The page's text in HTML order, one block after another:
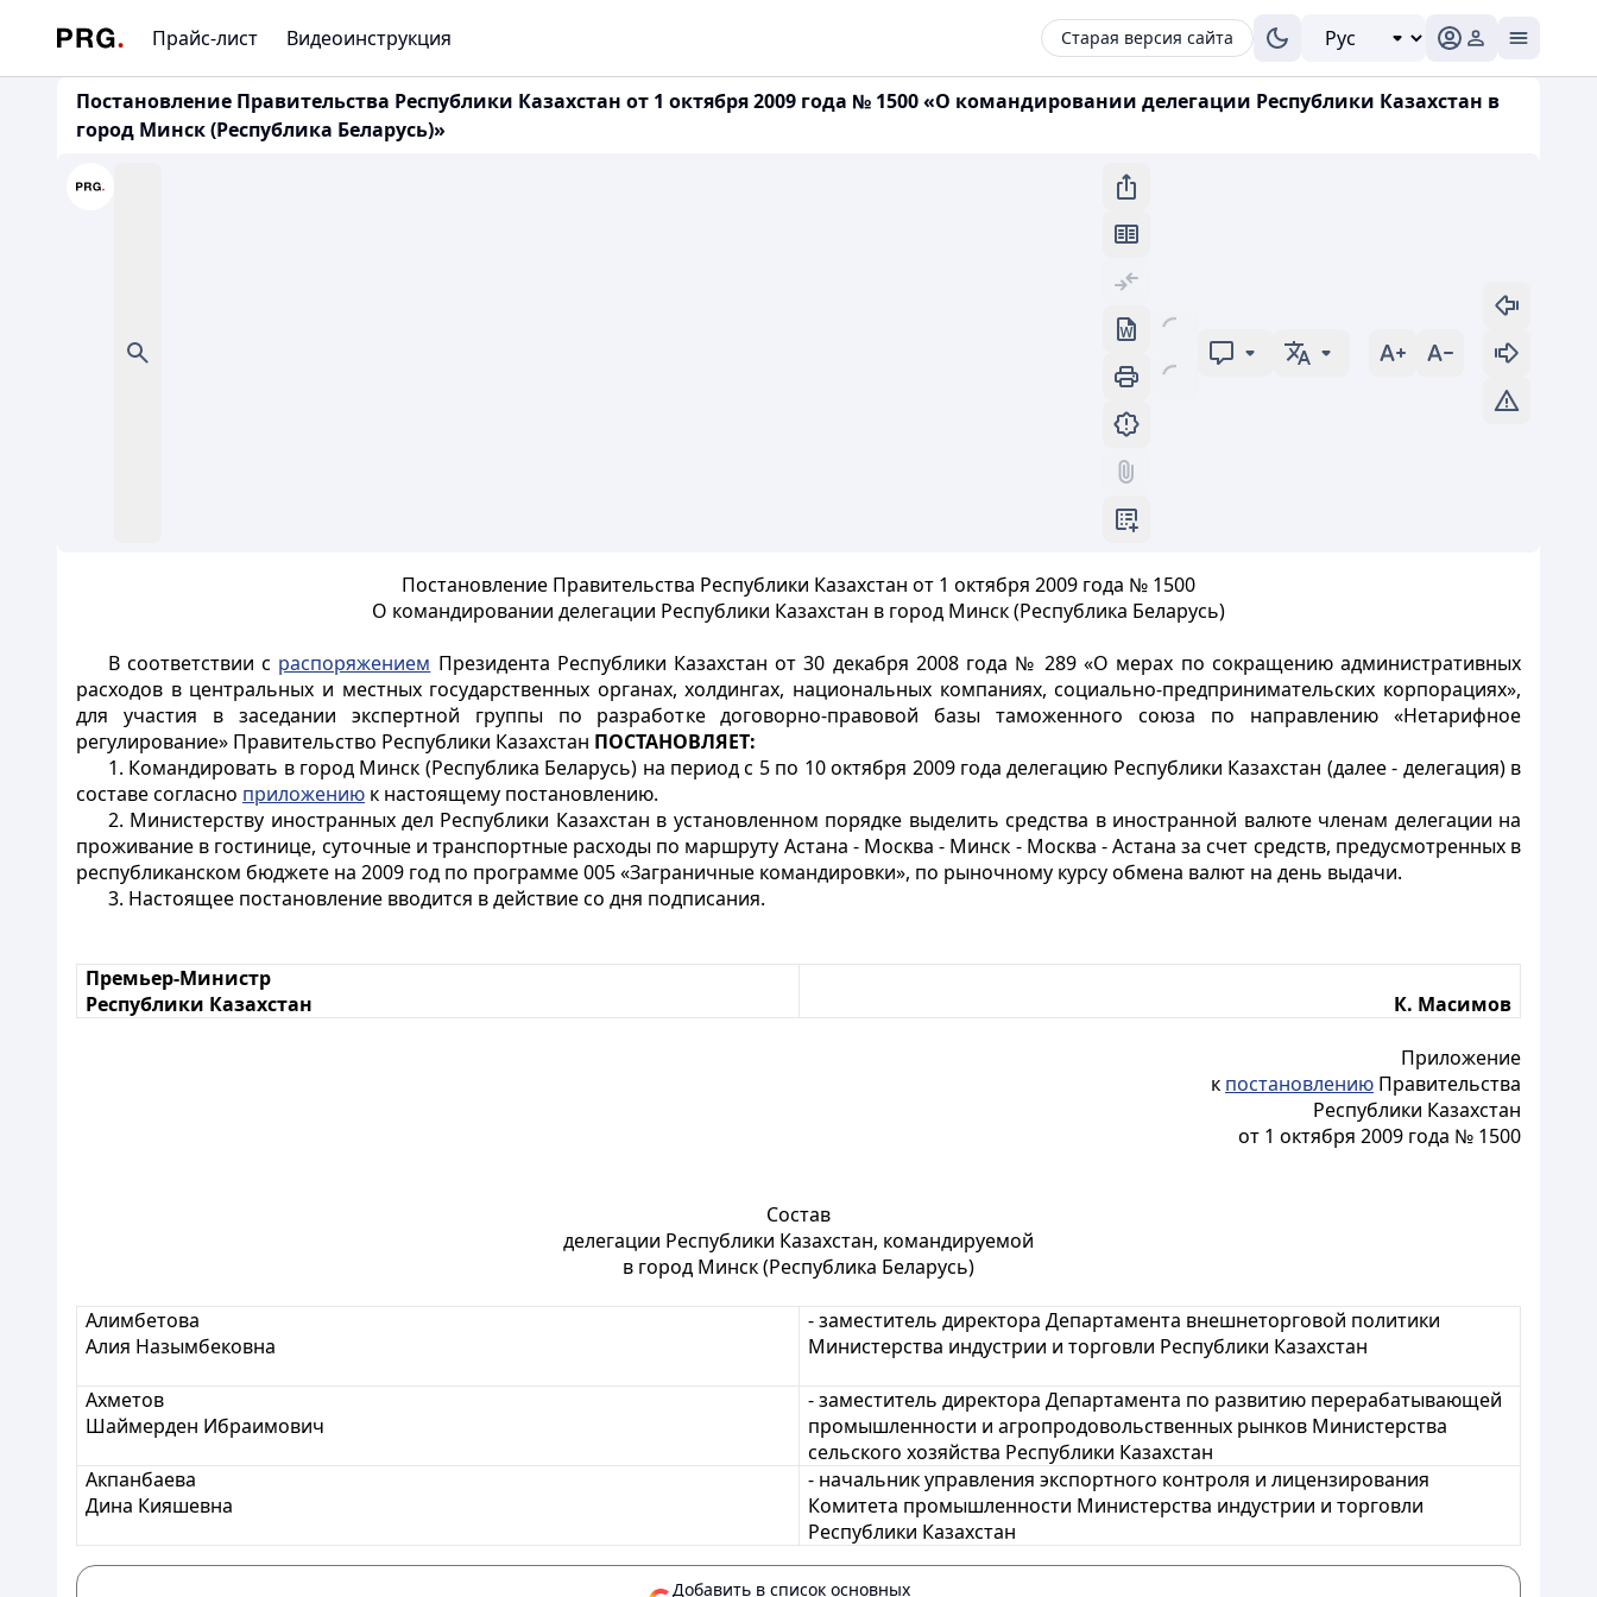
Прайс-лист Видеоинструкция Старая версия сайта
Постановление Правительства Республики Казахстан от 1 октября 2009 года № 1500 «О командировании делегации Республики Казахстан в
город Минск (Республика Беларусь)»
Постановление Правительства Республики Казахстан от 1 октября 2009 года № 1500
О командировании делегации Республики Казахстан в город Минск (Республика Беларусь)
В соответствии с распоряжением Президента Республики Казахстан от 30 декабря 2008 года № 289 «О мерах по сокращению административных
расходов в центральных и местных государственных органах, холдингах, национальных компаниях, социально-предпринимательских корпорациях»,
для участия в заседании экспертной группы по разработке договорно-правовой базы таможенного союза по направлению «Нетарифное
регулирование» Правительство Республики Казахстан ПОСТАНОВЛЯЕТ:
1. Командировать в город Минск (Республика Беларусь) на период с 5 по 10 октября 2009 года делегацию Республики Казахстан (далее - делегация) в
составе согласно приложению к настоящему постановлению.
2. Министерству иностранных дел Республики Казахстан в установленном порядке выделить средства в иностранной валюте членам делегации на
проживание в гостинице, суточные и транспортные расходы по маршруту Астана - Москва - Минск - Москва - Астана за счет средств, предусмотренных в
республиканском бюджете на 2009 год по программе 005 «Заграничные командировки», по рыночному курсу обмена валют на день выдачи.
3. Настоящее постановление вводится в действие со дня подписания.
Премьер-Министр
Республики Казахстан
К. Масимов
Приложение
к постановлению Правительства
Республики Казахстан
от 1 октября 2009 года № 1500
Состав
делегации Республики Казахстан, командируемой
в город Минск (Республика Беларусь)
Алимбетова
Алия Назымбековна
- заместитель директора Департамента внешнеторговой политики
Министерства индустрии и торговли Республики Казахстан
Ахметов
Шаймерден Ибраимович
- заместитель директора Департамента по развитию перерабатывающей
промышленности и агропродовольственных рынков Министерства
сельского хозяйства Республики Казахстан
Акпанбаева
Дина Кияшевна
- начальник управления экспортного контроля и лицензирования
Комитета промышленности Министерства индустрии и торговли
Республики Казахстан
Добавить в список основных